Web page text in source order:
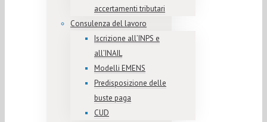
accertamenti tributari
Consulenza del lavoro
Iscrizione all’INPS e
all’INAIL
Modelli EMENS
Predisposizione delle
buste paga
CUD